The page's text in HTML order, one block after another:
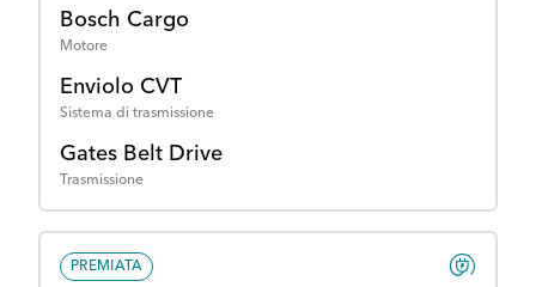
Bosch Cargo
Motore
Enviolo CVT
Sistema di trasmissione
Gates Belt Drive
Trasmissione
PREMIATA